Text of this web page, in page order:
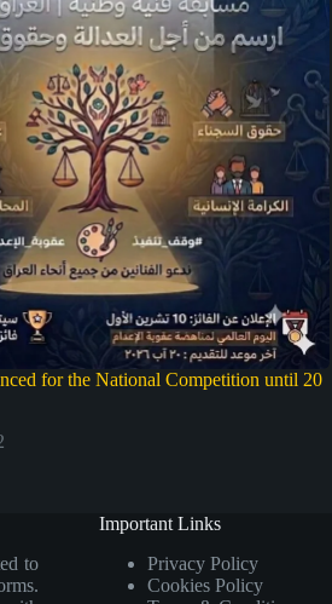
for the National Competition until 20
to
Important Links
Privacy Policy
Cookies Policy